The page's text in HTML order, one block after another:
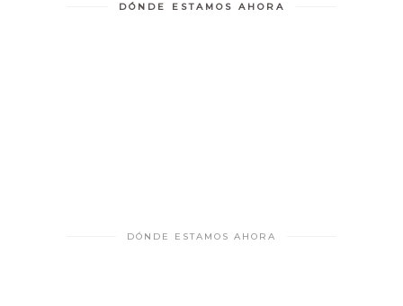
DÓNDE ESTAMOS AHORA
DÓNDE ESTAMOS AHORA